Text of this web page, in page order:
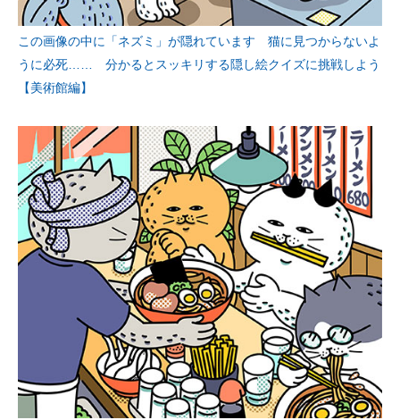
この画像の中に「ネズミ」が隠れています 猫に見つからないよ
うに必死…… 分かるとスッキリする隠し絵クイズに挑戦しよう
【美術館編】